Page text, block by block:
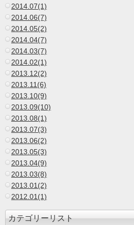
2014.07(1)
2014.06(7)
2014.05(2)
2014.04(7)
2014.03(7)
2014.02(1)
2013.12(2)
2013.11(6)
2013.10(9)
2013.09(10)
2013.08(1)
2013.07(3)
2013.06(2)
2013.05(3)
2013.04(9)
2013.03(8)
2013.01(2)
2012.01(1)
カテゴリーリスト